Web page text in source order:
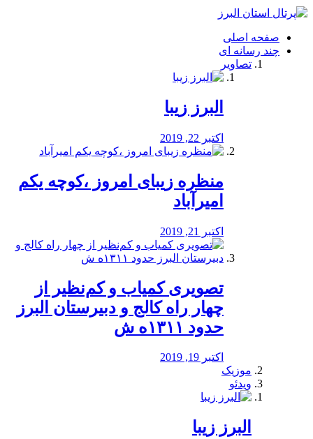
فصد
شرق
تهران
خشکشویی
صفحه اصلی
چند رسانه ای
تصاویر
البرز زیبا
اکتبر 22, 2019
منظره‌‌ زیبای امروز ،کوچه یکم
امیرآباد
اکتبر 21, 2019
️تصویری کمیاب و کم‌نظیر از
چهار راه كالج و دبيرستان البرز
حدود ۱۳۱۱ه ش
اکتبر 19, 2019
موزیک
ویدئو
البرز زیبا